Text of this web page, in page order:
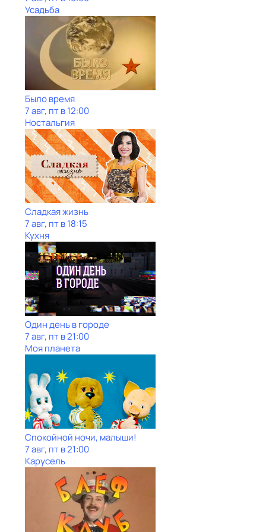
Усадьба
Было время
7 авг, пт в 12:00
Ностальгия
Сладкая жизнь
7 авг, пт в 18:15
Кухня
Один день в городе
7 авг, пт в 21:00
Моя планета
Спокойной ночи, малыши!
7 авг, пт в 21:00
Карусель